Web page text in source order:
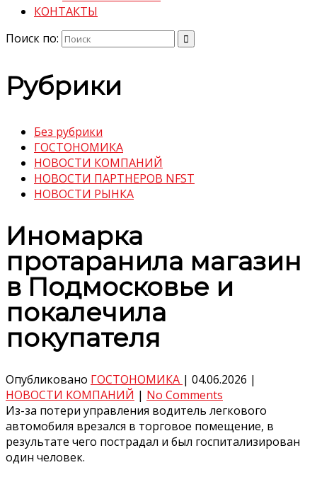
КОНТАКТЫ
Поиск по:
Рубрики
Без рубрики
ГОСТОНОМИКА
НОВОСТИ КОМПАНИЙ
НОВОСТИ ПАРТНЕРОВ NFST
НОВОСТИ РЫНКА
Иномарка
протаранила магазин
в Подмосковье и
покалечила
покупателя
Опубликовано ГОСТОНОМИКА | 04.06.2026 |
НОВОСТИ КОМПАНИЙ | No Comments
Из-за потери управления водитель легкового
автомобиля врезался в торговое помещение, в
результате чего пострадал и был госпитализирован
один человек.